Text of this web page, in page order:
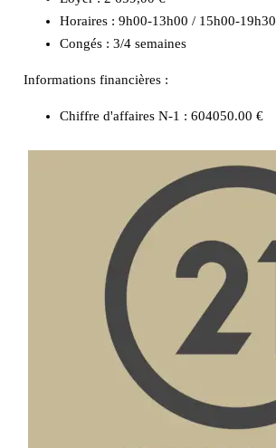
Horaires : 9h00-13h00 / 15h00-19h30
Congés : 3/4 semaines
Informations financières :
Chiffre d'affaires N-1 : 604050.00 €